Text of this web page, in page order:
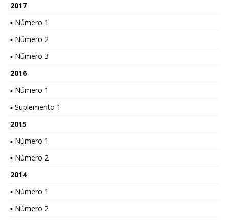
2017
▪ Número 1
▪ Número 2
▪ Número 3
2016
▪ Número 1
▪ Suplemento 1
2015
▪ Número 1
▪ Número 2
2014
▪ Número 1
▪ Número 2